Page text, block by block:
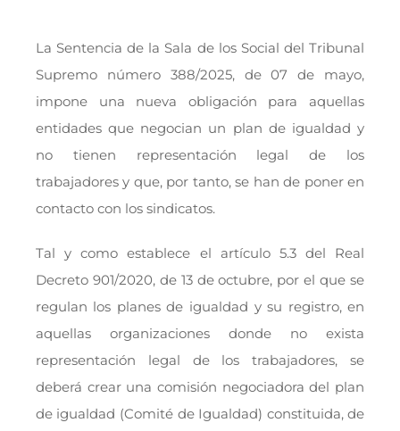
La Sentencia de la Sala de los Social del Tribunal
Supremo número 388/2025, de 07 de mayo,
impone una nueva obligación para aquellas
entidades que negocian un plan de igualdad y
no tienen representación legal de los
trabajadores y que, por tanto, se han de poner en
contacto con los sindicatos.
Tal y como establece el artículo 5.3 del Real
Decreto 901/2020, de 13 de octubre, por el que se
regulan los planes de igualdad y su registro, en
aquellas organizaciones donde no exista
representación legal de los trabajadores, se
deberá crear una comisión negociadora del plan
de igualdad (Comité de Igualdad) constituida, de